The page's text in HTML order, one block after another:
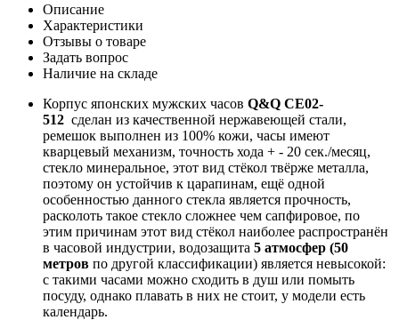
Описание
Характеристики
Отзывы о товаре
Задать вопрос
Наличие на складе
Корпус японских мужских часов Q&Q CE02-
512 сделан из качественной нержавеющей стали,
ремешок выполнен из 100% кожи, часы имеют
кварцевый механизм, точность хода + - 20 сек./месяц,
стекло минеральное, этот вид стёкол твёрже металла,
поэтому он устойчив к царапинам, ещё одной
особенностью данного стекла является прочность,
расколоть такое стекло сложнее чем сапфировое, по
этим причинам этот вид стёкол наиболее распространён
в часовой индустрии, водозащита 5 атмосфер (50
метров по другой классификации) является невысокой:
с такими часами можно сходить в душ или помыть
посуду, однако плавать в них не стоит, у модели есть
календарь.